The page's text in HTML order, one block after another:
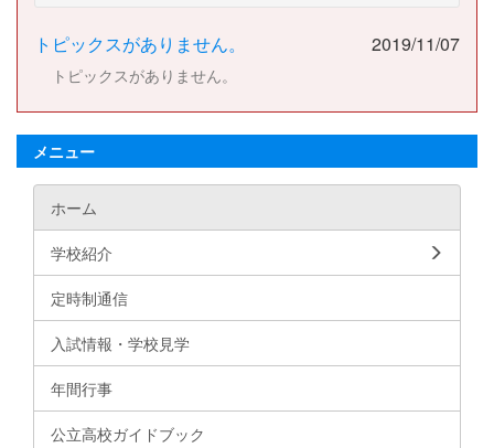
トピックスがありません。 2019/11/07
トピックスがありません。
メニュー
ホーム
学校紹介
定時制通信
入試情報・学校見学
年間行事
公立高校ガイドブック